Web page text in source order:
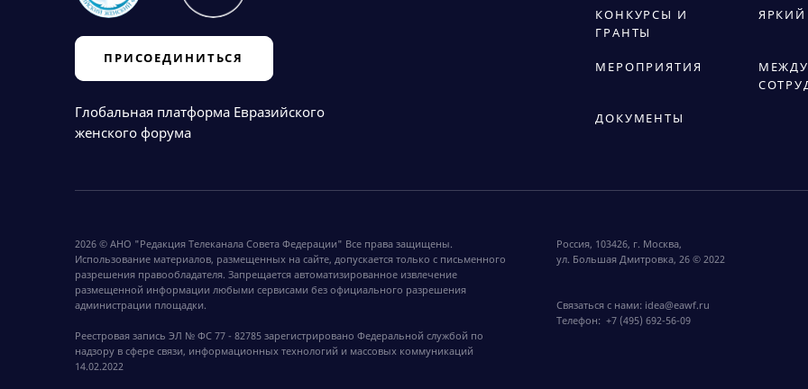
ПРИСОЕДИНИТЬСЯ
Глобальная платформа Евразийского
женского форума
КОНКУРСЫ И
ГРАНТЫ
МЕРОПРИЯТИЯ
ДОКУМЕНТЫ
2026 © АНО "Редакция Телеканала Совета Федерации" Все права защищены.
Использование материалов, размещенных на сайте, допускается только с письменного
разрешения правообладателя. Запрещается автоматизированное извлечение
размещенной информации любыми сервисами без официального разрешения
администрации площадки.
Реестровая запись ЭЛ № ФС 77 - 82785 зарегистрировано Федеральной службой по
надзору в сфере связи, информационных технологий и массовых коммуникаций
14.02.2022
Россия, 103426, г. Москва,
ул. Большая Дмитровка, 26 © 2022
Связаться с нами: idea@eawf.ru
Телефон:+7 (495) 692-56-09